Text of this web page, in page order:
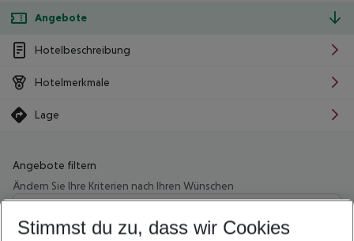
Angebote
Hotelbeschreibung
Hotelmerkmale
Lage
Angebote filtern
Ändern Sie Ihre Kriterien nach Ihren Wünschen
Wähle deinen Abflughafen
Beliebiger Abflughafen
Stimmst du zu, dass wir Cookies